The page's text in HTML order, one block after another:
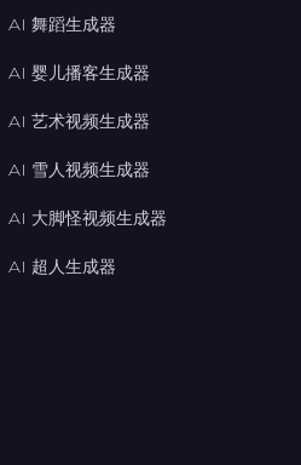
AI 舞蹈生成器
AI 婴儿播客生成器
AI 艺术视频生成器
AI 雪人视频生成器
AI 大脚怪视频生成器
AI 超人生成器